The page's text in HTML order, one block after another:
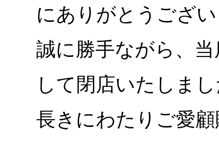
にありがとうござ
誠に勝手ながら、
して閉店いたしま
長きにわたりご愛